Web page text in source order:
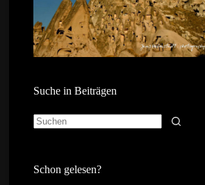
Suche in Beiträgen
Schon gelesen?